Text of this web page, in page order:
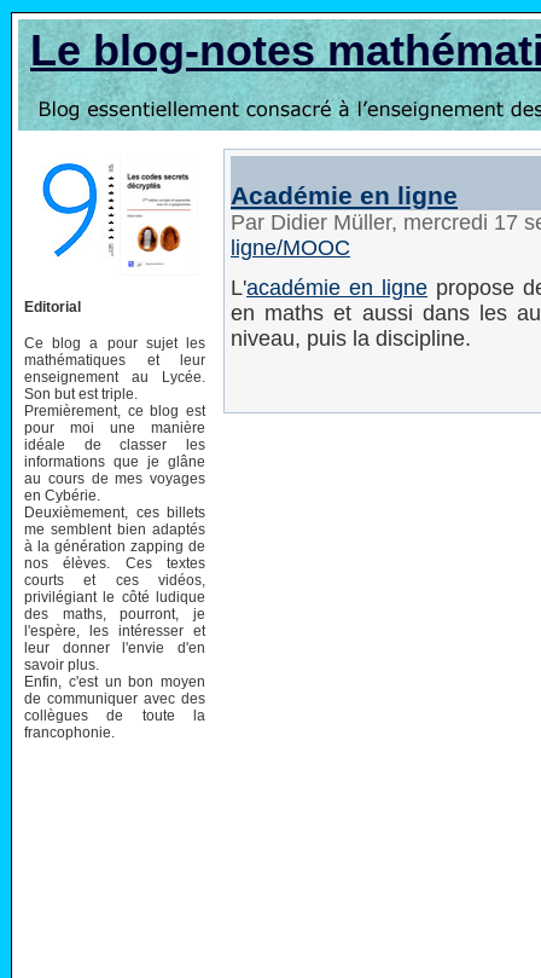
Le blog-notes
Editorial
Ce blog a pour sujet les
mathématiques et leur
enseignement au Lycée.
Son but est triple.
Premièrement, ce blog est
pour moi une manière
idéale de classer les
informations que je glâne
au cours de mes voyages
en Cybérie.
Deuxièmement, ces billets
me semblent bien adaptés
à la génération zapping de
nos élèves. Ces textes
courts et ces vidéos,
privilégiant le côté ludique
des maths, pourront, je
l'espère, les intéresser et
leur donner l'envie d'en
savoir plus.
Enfin, c'est un bon moyen
de communiquer avec des
collègues de toute la
francophonie.
Académie en ligne
Par Didier Müller, mercredi 17
ligne/MOOC
L'académie en ligne propose
en maths et aussi dans les
niveau, puis la discipline.